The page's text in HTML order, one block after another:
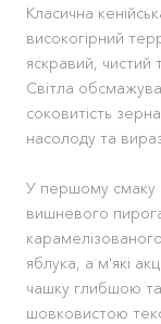
Класична
високогірний
яскравий, чистий
Світла
соковитість
насолоду та
У першому смаку
вишневого
яблука, а м'які
чашку глибшою та
шовковистою